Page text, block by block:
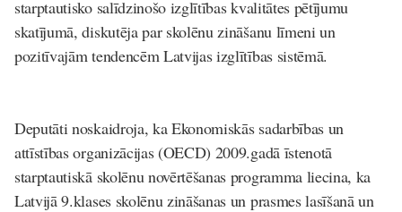
starptautisko salīdzinošo izglītības kvalitātes pētījumu
skatījumā, diskutēja par skolēnu zināšanu līmeni un
pozitīvajām tendencēm Latvijas izglītības sistēmā.
Deputāti noskaidroja, ka Ekonomiskās sadarbības un
attīstības organizācijas (OECD) 2009.gadā īstenotā
starptautiskā skolēnu novērtēšanas programma liecina, ka
Latvijā 9.klases skolēnu zināšanas un prasmes lasīšanā un